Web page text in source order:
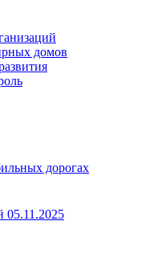
домов
дорогах
05.11.2025